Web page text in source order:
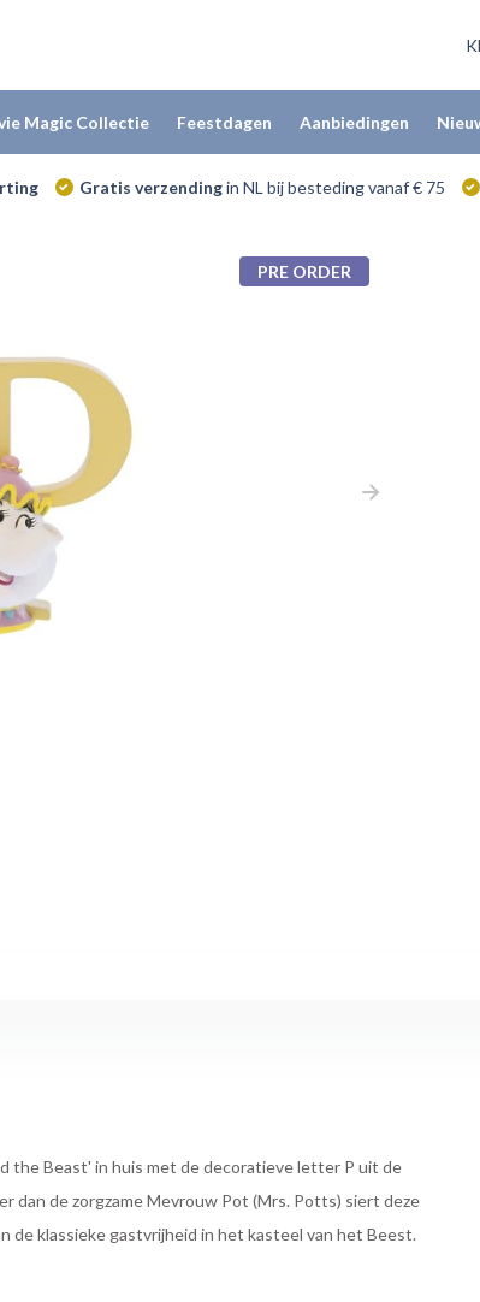
Magic Collectie Feestdagen Aanbiedingen
Gratis verzendingin NL bij besteding vanaf € 75
PRE ORDER
the Beast' in huis met de decoratieve letter P uit de
dan de zorgzame Mevrouw Pot (Mrs. Potts) siert deze
de klassieke gastvrijheid in het kasteel van het Beest.